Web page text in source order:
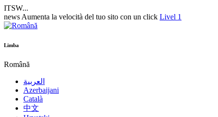
ITSW...
news Aumenta la velocità del tuo sito con un click Livel 1
Limba
Română
العربية
Azerbaijani
Català
中文